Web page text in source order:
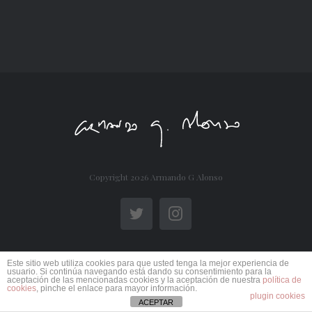
Copyright 2026 Armando G Alonso
TwitterInstagram
Este sitio web utiliza cookies para que usted tenga la mejor experiencia de
usuario. Si continúa navegando está dando su consentimiento para la
aceptación de las mencionadas cookies y la aceptación de nuestra política de
cookies, pinche el enlace para mayor información.
plugin cookies
ACEPTAR